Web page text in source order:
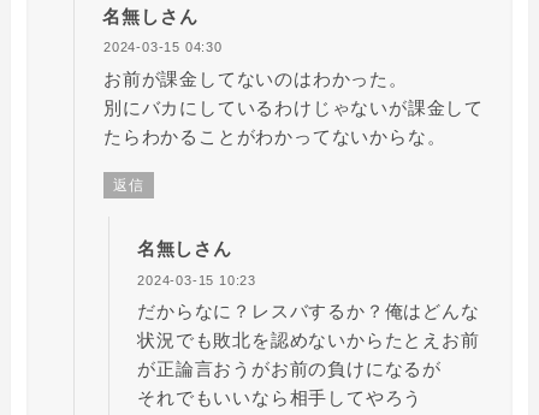
名無しさん
2024-03-15 04:30
お前が課金してないのはわかった。
別にバカにしているわけじゃないが課金して
たらわかることがわかってないからな。
返信
名無しさん
2024-03-15 10:23
だからなに？レスバするか？俺はどんな
状況でも敗北を認めないからたとえお前
が正論言おうがお前の負けになるが
それでもいいなら相手してやろう